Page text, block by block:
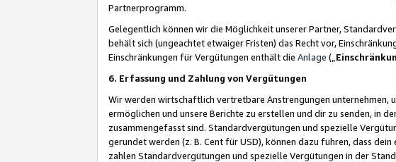
Partnerprogramm.
Gelegentlich können wir die Möglichkeit unserer Partner,
behält sich (ungeachtet etwaiger Fristen) das Recht vor,
Einschränkungen für Vergütungen enthält die Anlage („
6. Erfassung und Zahlung von Vergütungen
Wir werden wirtschaftlich vertretbare Anstrengungen
ermöglichen und unsere Berichte zu erstellen und dir zu senden, in
zusammengefasst sind. Standardvergütungen und spezielle
gerundet werden (z. B. Cent für USD), können dazu führen, dass
zahlen Standardvergütungen und spezielle Vergütungen in der